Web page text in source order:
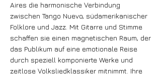
Aires die harmonische Verbindung
zwischen Tango Nuevo, südamerikanischer
Folklore und Jazz. Mit Gitarre und Stimme
schaffen sie einen magnetischen Raum, der
das Publikum auf eine emotionale Reise
durch speziell komponierte Werke und
zeitlose Volksliedklassiker mitnimmt. Ihre